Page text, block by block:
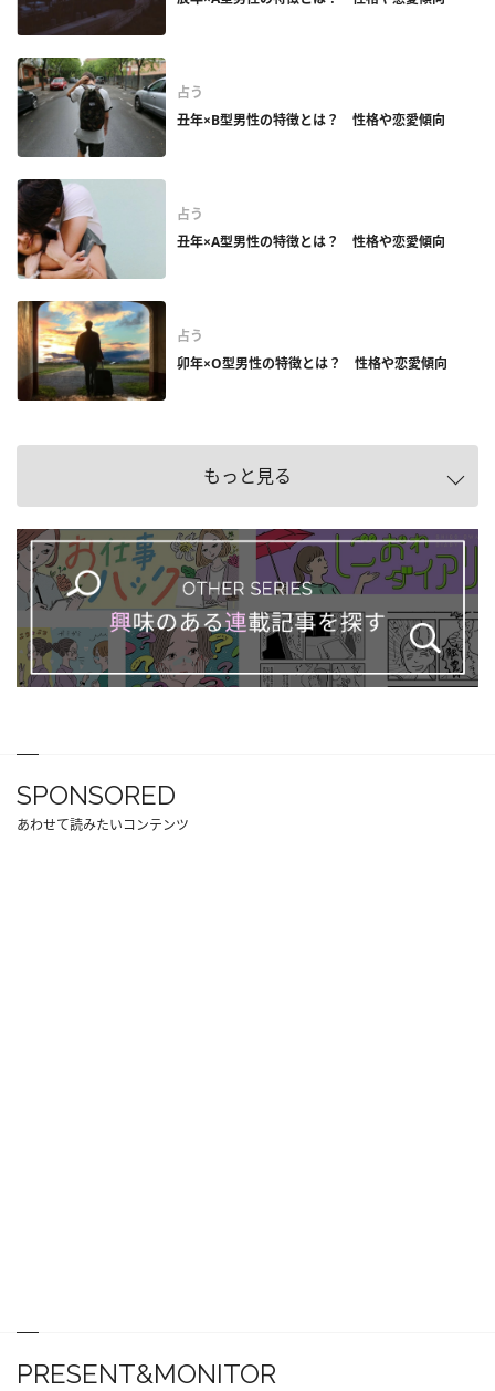
占う
丑年×B型男性の特徴とは？ 性格や恋愛傾向
占う
丑年×A型男性の特徴とは？ 性格や恋愛傾向
占う
卯年×O型男性の特徴とは？ 性格や恋愛傾向
もっと見る
SPONSORED
あわせて読みたいコンテンツ
PRESENT&MONITOR